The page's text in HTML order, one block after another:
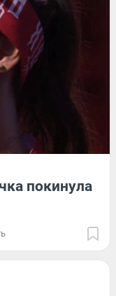
покинула